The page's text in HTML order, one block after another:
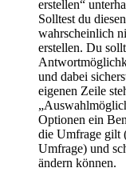
erstellen“
Solltest du
wahrscheinlich
erstellen. Du
und dabei
eigenen Zeile
Optionen ein
die Umfrage gilt
Umfrage) und
ändern können.